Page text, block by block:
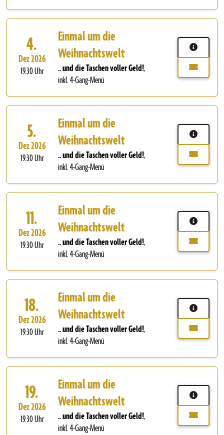
4.
Dez 2026
19.30 Uhr
Einmal um die
Weihnachtswelt
.. und die Taschen voller Geld!,
inkl. 4-Gang-Menü
5.
Dez 2026
19.30 Uhr
Einmal um die
Weihnachtswelt
.. und die Taschen voller Geld!,
inkl. 4-Gang-Menü
11.
Dez 2026
19.30 Uhr
Einmal um die
Weihnachtswelt
.. und die Taschen voller Geld!,
inkl. 4-Gang-Menü
18.
Dez 2026
19.30 Uhr
Einmal um die
Weihnachtswelt
.. und die Taschen voller Geld!,
inkl. 4-Gang-Menü
19.
Dez 2026
19.30 Uhr
Einmal um die
Weihnachtswelt
.. und die Taschen voller Geld!,
inkl. 4-Gang-Menü